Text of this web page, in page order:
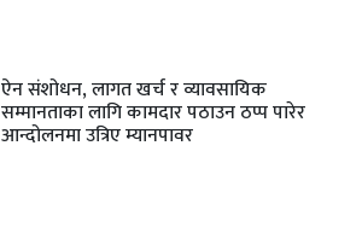
ऐन संशोधन, लागत खर्च र व्यावसायिक
सम्मानताका लागि कामदार पठाउन ठप्प पारेर
आन्दोलनमा उत्रिए म्यानपावर